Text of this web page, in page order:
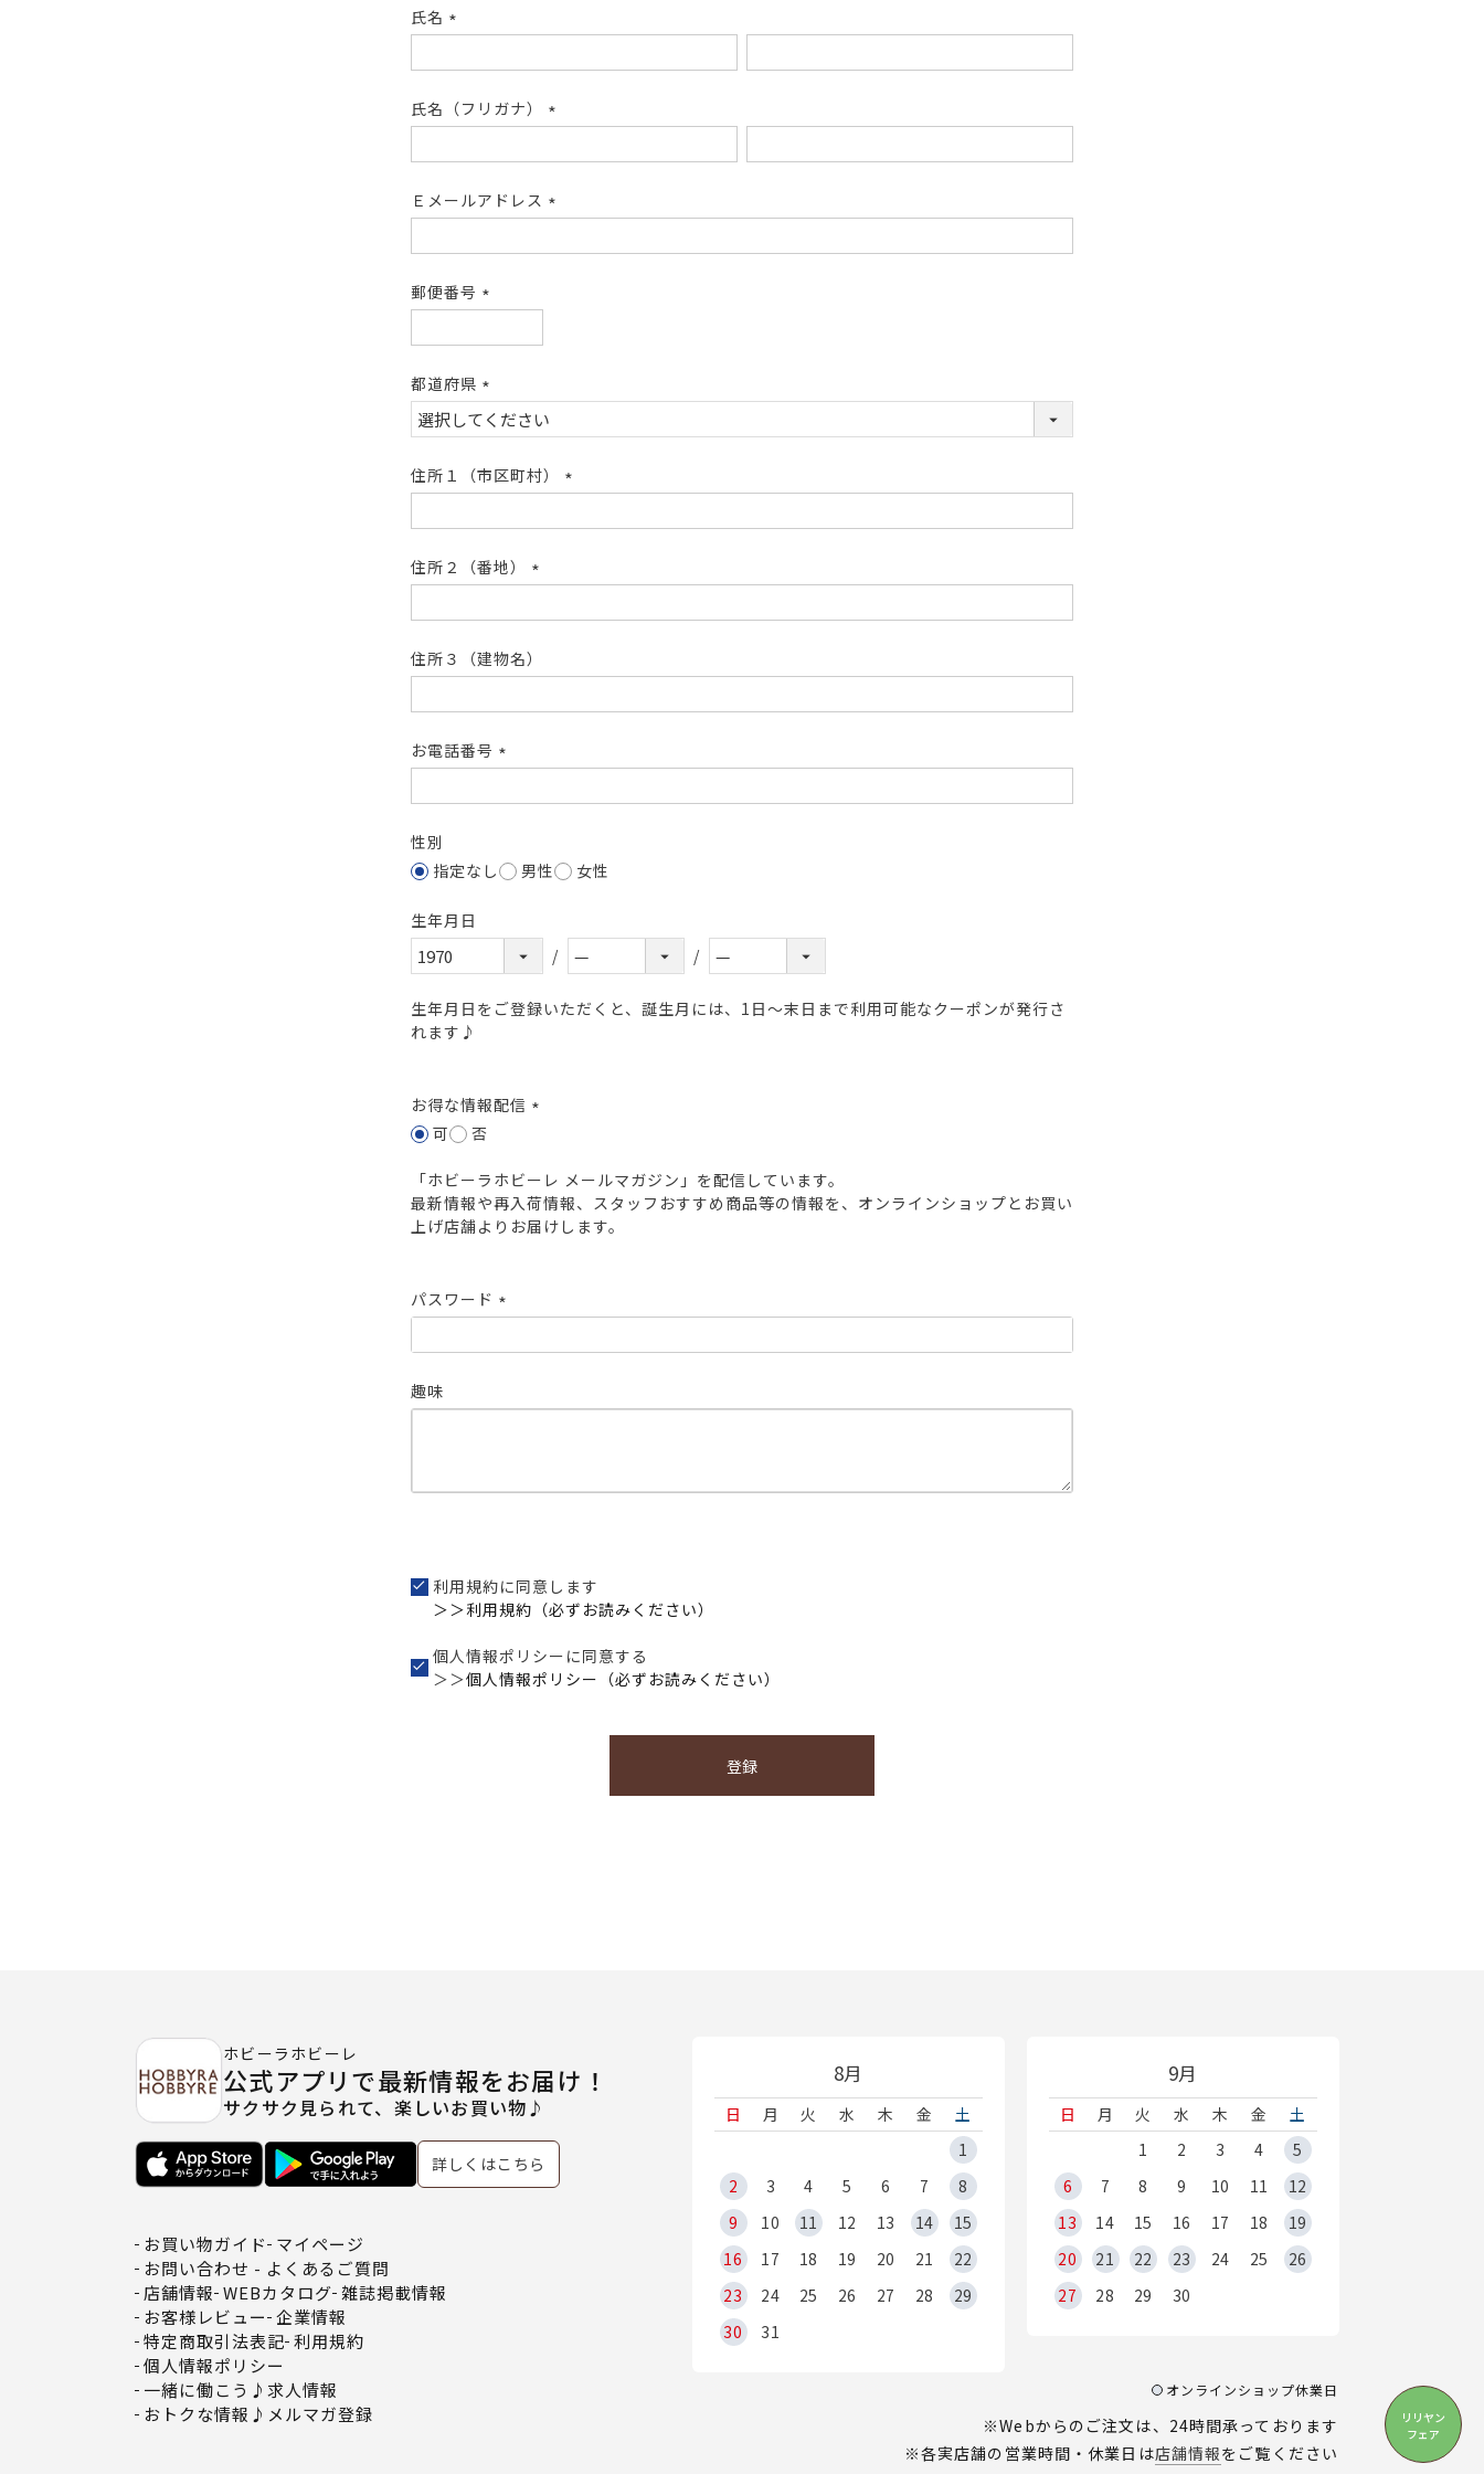
リリヤン
フェア
氏名
須)
氏名（フリガナ）
須)
Ｅメールアドレス
須)
郵便番号
須)
都道府県
(必
須)
住所１（市区町村）
須)
住所２（番地）
須)
住所３（建物名）
お電話番号
須)
性別
指定なし
男性 女性
生年月日
生年月日をご登録いただくと、誕生月には、1日～末日まで利用可能なクーポンが発行さ
れます♪
お得な情報配信
可 否
「ホビーラホビーレ メールマガジン」を配信しています。
最新情報や再入荷情報、スタッフおすすめ商品等の情報を、オンラインショップとお買い
上げ店舗よりお届けします。
パスワード
須)
趣味
利用規約に同意します
＞＞利用規約（必ずお読みください）
個人情報ポリシーに同意する
＞＞個人情報ポリシー（必ずお読みください）
登録
8月
日 月 火 水 木 金
土
1
2
3 4 5 6 7
8
9
10 11 12 13 14
15
16
17 18 19 20 21
22
23
24 25 26 27 28
29
30
31
9月
日 月 火 水 木 金
土
1
2 3 4
5
6
7 8 9 10 11
12
13
14 15 16 17 18
19
20
21 22 23 24 25
26
27
28 29 30
オンラインショップ休業日
※Webからのご注文は、24時間承っております
※各実店舗の営業時間・休業日は店舗情報をご覧ください
ホビーラホビーレ
公式アプリで最新情報をお届け！
サクサク見られて、楽しいお買い物♪
詳しくはこちら
お買い物ガイド マイページ
お問い合わせ - よくあるご質問
店舗情報 WEBカタログ 雑誌掲載情報
お客様レビュー 企業情報
特定商取引法表記 利用規約
個人情報ポリシー
一緒に働こう♪求人情報
おトクな情報♪メルマガ登録